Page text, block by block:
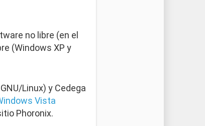
no libre (en el
(Windows XP y
Linux) y Cedega
Vista
Phoronix.